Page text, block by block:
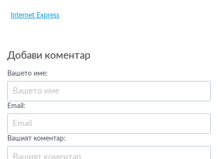
Internet Express
Добави коментар
Вашето име:
Email:
Вашият коментар: